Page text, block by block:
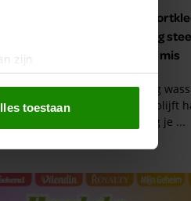
zijn
te bieden en om ons
voor social
die u aan ze heeft
toestaan